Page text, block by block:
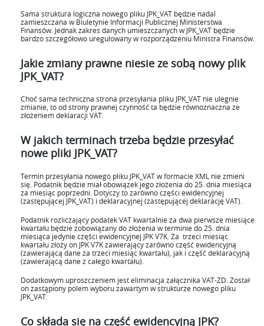
Sama struktura logiczna nowego pliku JPK_VAT będzie nadal
zamieszczana w Biuletynie Informacji Publicznej Ministerstwa
Finansów. Jednak zakres danych umieszczanych w JPK_VAT będzie
bardzo szczegółowo uregulowany w rozporządzeniu Ministra Finansów.
Jakie zmiany prawne niesie ze sobą nowy plik
JPK_VAT?
Choć sama techniczna strona przesyłania pliku JPK_VAT nie ulegnie
zmianie, to od strony prawnej czynność ta będzie równoznaczna ze
złożeniem deklaracji VAT.
W jakich terminach trzeba będzie przesyłać
nowe pliki JPK_VAT?
Termin przesyłania nowego pliku JPK_VAT w formacie XML nie zmieni
się. Podatnik będzie miał obowiązek jego złożenia do 25. dnia miesiąca
za miesiąc poprzedni. Dotyczy to zarówno części ewidencyjnej
(zastępującej JPK_VAT) i deklaracyjnej (zastępującej deklarację VAT).
Podatnik rozliczający podatek VAT kwartalnie za dwa pierwsze miesiące
kwartału będzie zobowiązany do złożenia w terminie do 25. dnia
miesiąca jedynie części ewidencyjnej JPK V7K. Za trzeci miesiąc
kwartału złoży on JPK V7K zawierający zarówno część ewidencyjną
(zawierającą dane za trzeci miesiąc kwartału), jak i część deklaracyjną
(zawierającą dane z całego kwartału).
Dodatkowym uproszczeniem jest eliminacja załącznika VAT-ZD. Został
on zastąpiony polem wyboru zawartym w strukturze nowego pliku
JPK_VAT.
Co składa się na część ewidencyjną JPK?